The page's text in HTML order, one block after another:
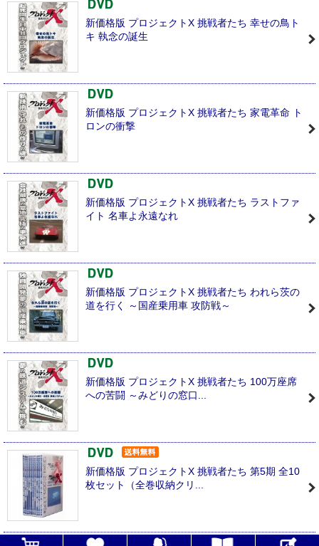
新価格版 プロジェクトX 挑戦者たち 幸せの鳥ト
キ 執念の誕生
新価格版 プロジェクトX 挑戦者たち 家電革命 ト
ロンの衝撃
新価格版 プロジェクトX 挑戦者たち ラストファ
イト 名車よ永遠なれ
新価格版 プロジェクトX 挑戦者たち われら茨の
道を行く ～国産乗用車 攻防戦～
新価格版 プロジェクトX 挑戦者たち 100万座席
への苦闘 ～みどりの窓口...
新価格版 プロジェクトX 挑戦者たち 第5期 全10
枚セット（全巻収納クリ...